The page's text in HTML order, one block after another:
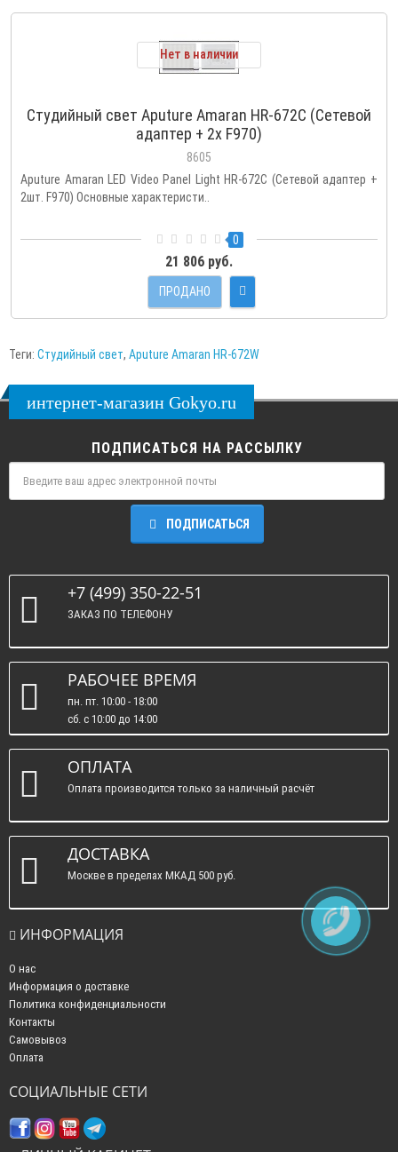
Нет в наличии
Студийный свет Aputure Amaran HR-672C (Сетевой
адаптер + 2x F970)
8605
Aputure Amaran LED Video Panel Light HR-672C (Сетевой адаптер +
2шт. F970) Основные характеристи..
0
21 806 руб.
ПРОДАНО
Теги: Студийный свет, Aputure Amaran HR-672W
интернет-магазин Gokyo.ru
ПОДПИСАТЬСЯ НА РАССЫЛКУ
ПОДПИСАТЬСЯ
+7 (499) 350-22-51
ЗАКАЗ ПО ТЕЛЕФОНУ
РАБОЧЕЕ ВРЕМЯ
пн. пт. 10:00 - 18:00
сб. c 10:00 до 14:00
вс. : выходные.
ОПЛАТА
Оплата производится только за наличный расчёт
ДОСТАВКА
Москве в пределах МКАД 500 руб.
ИНФОРМАЦИЯ
О нас
Информация о доставке
Политика конфиденциальности
Контакты
Самовывоз
Оплата
СОЦИАЛЬНЫЕ СЕТИ